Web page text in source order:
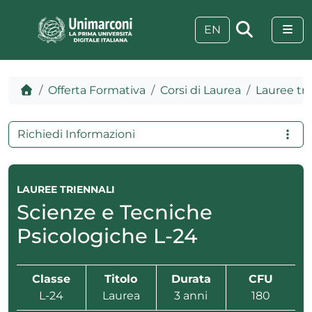
EN
Home
Offerta Formativa Corsi di Laurea Lauree
LAUREE TRIENNALI
Scienze e Tecniche
Psicologiche L-24
Classe
L-24
Titolo
Laurea
Durata
3 anni
CFU
180
Richiedi Informazioni